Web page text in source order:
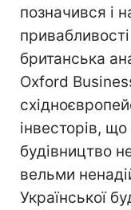
позначився і
британська
Oxford
інвесторів,
будівництво
вельми
Української